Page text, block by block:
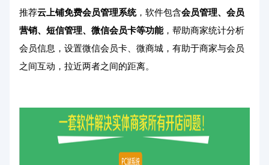
推荐云上铺免费会员管理系统，软件包含会员管理、 会员
营销、短信管理、微信会员卡等功能，帮助商家统计分析
会员信息，设置微信会员卡、微商城，有助于商家与会员
之间互动，拉近两者之间的距离。